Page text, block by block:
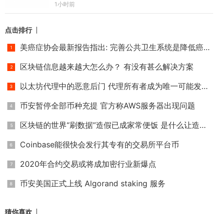
1小时前
点击排行
美癌症协会最新报告指出: 完善公共卫生系统是降低癌症死亡率
区块链信息越来越大怎么办？ 有没有甚么解决方案
以太坊代理中的恶意后门 代理所有者成为唯一可能发生冲突的帐
币安暂停全部币种充提 官方称AWS服务器出现问题
区块链的世界“刷数据”造假已成家常便饭 是什么让造假者日益
Coinbase能很快会发行其专有的交易所平台币
2020年合约交易或将成加密行业新爆点
币安美国正式上线 Algorand staking 服务
猜你喜欢